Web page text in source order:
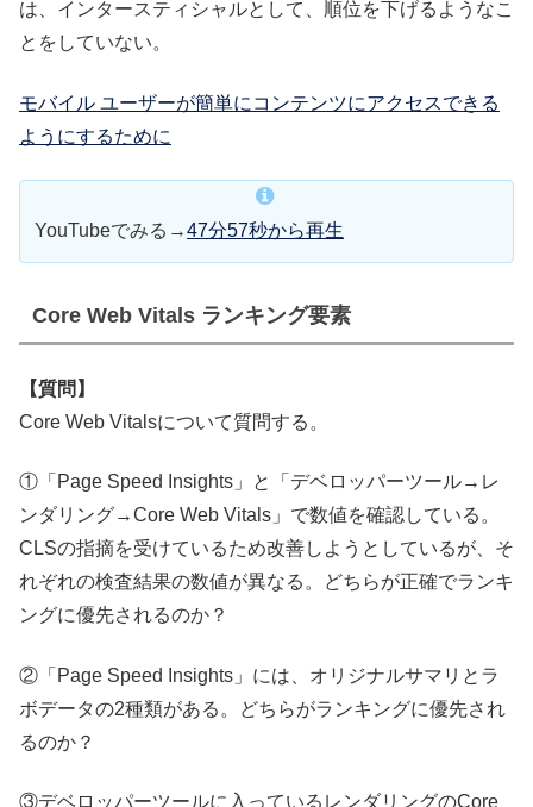
は、インタースティシャルとして、順位を下げるようなこ
とをしていない。
モバイル ユーザーが簡単にコンテンツにアクセスできる
ようにするために
YouTubeでみる→47分57秒から再生
Core Web Vitals ランキング要素
【質問】
Core Web Vitalsについて質問する。
①「Page Speed Insights」と「デベロッパーツール→レ
ンダリング→Core Web Vitals」で数値を確認している。
CLSの指摘を受けているため改善しようとしているが、そ
れぞれの検査結果の数値が異なる。どちらが正確でランキ
ングに優先されるのか？
②「Page Speed Insights」には、オリジナルサマリとラ
ボデータの2種類がある。どちらがランキングに優先され
るのか？
③デベロッパーツールに入っているレンダリングのCore